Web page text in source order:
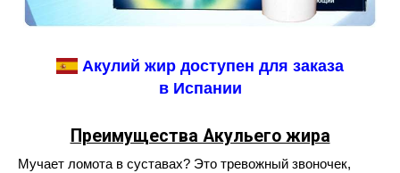
Акулий жир доступен для заказа
в Испании
Преимущества Акульего жира
Мучает ломота в суставах? Это тревожный звоночек,